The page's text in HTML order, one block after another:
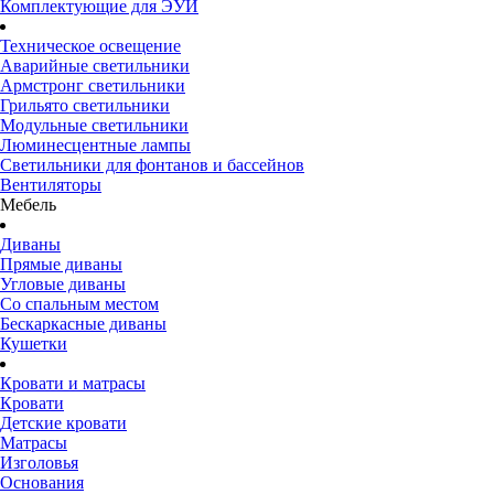
Комплектующие для ЭУИ
Техническое освещение
Аварийные светильники
Армстронг светильники
Грильято светильники
Модульные светильники
Люминесцентные лампы
Светильники для фонтанов и бассейнов
Вентиляторы
Мебель
Диваны
Прямые диваны
Угловые диваны
Со спальным местом
Бескаркасные диваны
Кушетки
Кровати и матрасы
Кровати
Детские кровати
Матрасы
Изголовья
Основания